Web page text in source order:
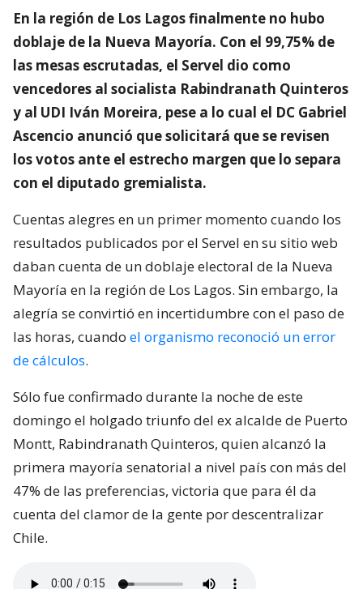
En la región de Los Lagos finalmente no hubo
doblaje de la Nueva Mayoría. Con el 99,75% de
las mesas escrutadas, el Servel dio como
vencedores al socialista Rabindranath Quinteros
y al UDI Iván Moreira, pese a lo cual el DC Gabriel
Ascencio anunció que solicitará que se revisen
los votos ante el estrecho margen que lo separa
con el diputado gremialista.
Cuentas alegres en un primer momento cuando los
resultados publicados por el Servel en su sitio web
daban cuenta de un doblaje electoral de la Nueva
Mayoría en la región de Los Lagos. Sin embargo, la
alegría se convirtió en incertidumbre con el paso de
las horas, cuando el organismo reconoció un error
de cálculos.
Sólo fue confirmado durante la noche de este
domingo el holgado triunfo del ex alcalde de Puerto
Montt, Rabindranath Quinteros, quien alcanzó la
primera mayoría senatorial a nivel país con más del
47% de las preferencias, victoria que para él da
cuenta del clamor de la gente por descentralizar
Chile.